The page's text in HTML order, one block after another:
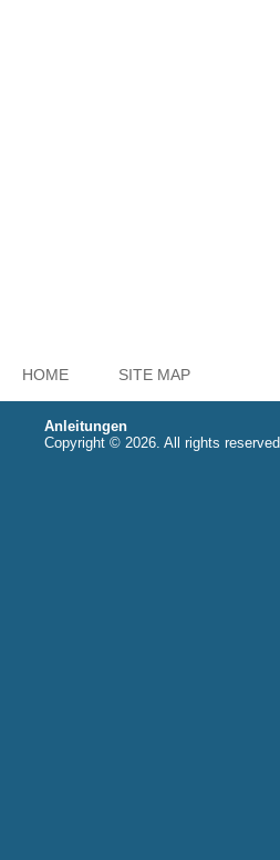
HOME SITE MAP
Anleitungen
Copyright © 2026. All rights reserved.